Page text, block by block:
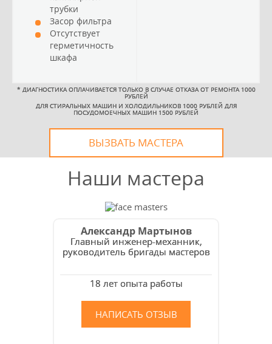
трубки
Засор фильтра
Отсутствует
герметичность
шкафа
* ДИАГНОСТИКА ОПЛАЧИВАЕТСЯ ТОЛЬКО В СЛУЧАЕ ОТКАЗА ОТ РЕМОНТА 1000
РУБЛЕЙ
ДЛЯ СТИРАЛЬНЫХ МАШИН И ХОЛОДИЛЬНИКОВ 1000 РУБЛЕЙ ДЛЯ
ПОСУДОМОЕЧНЫХ МАШИН 1500 РУБЛЕЙ
ВЫЗВАТЬ МАСТЕРА
Наши мастера
Александр Мартынов
Главный инженер-механник,
руководитель бригады мастеров
18 лет опыта работы
НАПИСАТЬ ОТЗЫВ